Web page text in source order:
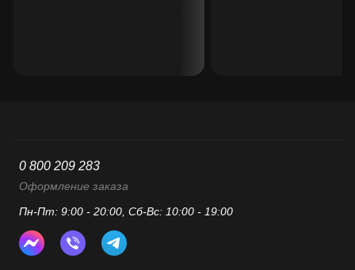
0 800 209 283
Оформление заказа
Пн-Пт: 9:00 - 20:00, Сб-Вс: 10:00 - 19:00